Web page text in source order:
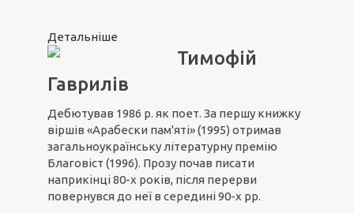
Детальніше
Тимофій
Гаврилів
Дебютував 1986 р. як поет. За першу книжку
віршів «Арабески пам'яті» (1995) отримав
загальноукраїнську літературну премію
Благовіст (1996). Прозу почав писати
наприкінці 80-х років, після перерви
повернувся до неї в середині 90-х рр.